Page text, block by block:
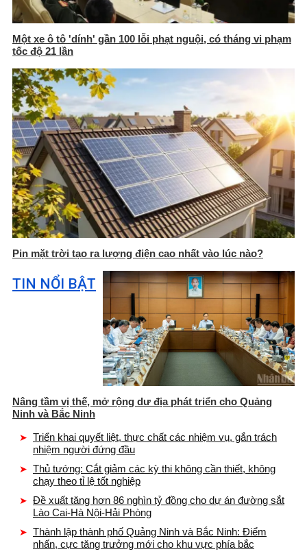
Một xe ô tô 'dính' gần 100 lỗi phạt nguội, có tháng vi phạm
tốc độ 21 lần
Pin mặt trời tạo ra lượng điện cao nhất vào lúc nào?
TIN NỔI BẬT
Nâng tầm vị thế, mở rộng dư địa phát triển cho Quảng
Ninh và Bắc Ninh
Triển khai quyết liệt, thực chất các nhiệm vụ, gắn trách
nhiệm người đứng đầu
Thủ tướng: Cắt giảm các kỳ thi không cần thiết, không
chạy theo tỉ lệ tốt nghiệp
Đề xuất tăng hơn 86 nghìn tỷ đồng cho dự án đường sắt
Lào Cai-Hà Nội-Hải Phòng
Thành lập thành phố Quảng Ninh và Bắc Ninh: Điểm
nhấn, cực tăng trưởng mới cho khu vực phía bắc